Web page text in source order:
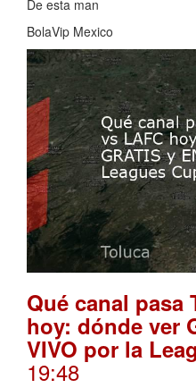
De esta man
BolaVip Mexico
Qué canal pasa
hoy: dónde ver
VIVO por la
19:48